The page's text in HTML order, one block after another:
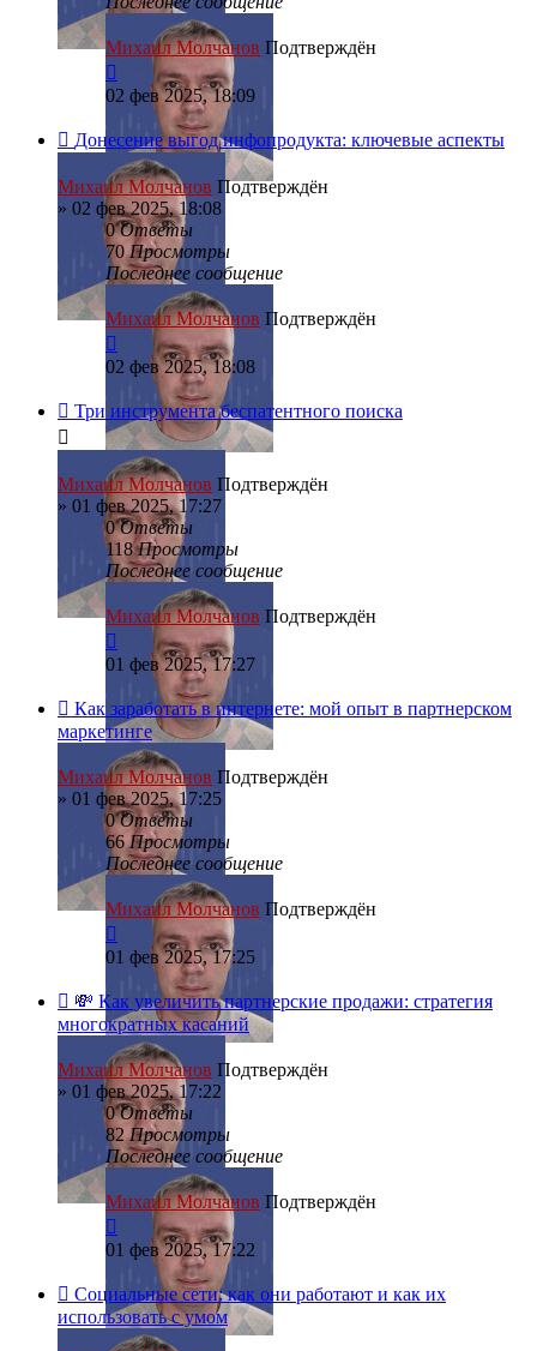
Михаил Молчанов Подтверждён
02 фев 2025, 18:09
Донесение выгод инфопродукта: ключевые аспекты
Михаил Молчанов Подтверждён
» 02 фев 2025, 18:08
0Ответы
70Просмотры
Последнее сообщение
Михаил Молчанов Подтверждён
02 фев 2025, 18:08
Три инструмента беспатентного поиска
Михаил Молчанов Подтверждён
» 01 фев 2025, 17:27
0Ответы
118Просмотры
Последнее сообщение
Михаил Молчанов Подтверждён
01 фев 2025, 17:27
Как заработать в интернете: мой опыт в партнерском
маркетинге
Михаил Молчанов Подтверждён
» 01 фев 2025, 17:25
0Ответы
66Просмотры
Последнее сообщение
Михаил Молчанов Подтверждён
01 фев 2025, 17:25
💸 Как увеличить партнерские продажи: стратегия
многократных касаний
Михаил Молчанов Подтверждён
» 01 фев 2025, 17:22
0Ответы
82Просмотры
Последнее сообщение
Михаил Молчанов Подтверждён
01 фев 2025, 17:22
Социальные сети: как они работают и как их
использовать с умом